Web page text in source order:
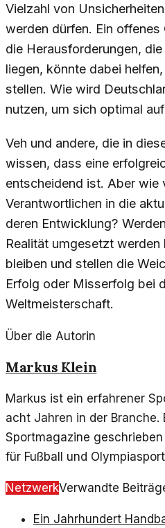
Vielzahl von
werden dürfen. Ein
die Herausforderungen,
liegen, könnte dabei
stellen. Wie wird
nutzen, um sich optimal
Veh und andere, die in
wissen, dass eine
entscheidend ist. Aber wie
Verantwortlichen in die
deren Entwicklung?
Realität umgesetzt werden
bleiben und stellen die
Erfolg oder Misserfolg bei
Weltmeisterschaft.
Über die Autorin
Markus Klein
Markus ist ein erfahrener
acht Jahren in der
Sportmagazine
für Fußball und
NetzwerkVerwandte
Ein Jahrhundert